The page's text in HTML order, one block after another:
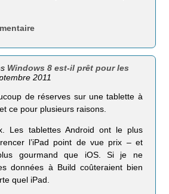
Windows 8 est-il prêt pour les
2011
de réserves sur une tablette à
ce pour plusieurs raisons.
Les tablettes Android ont le plus
l’iPad point de vue prix – et
gourmand que iOS. Si je ne
données à Build coûteraient bien
quel iPad.